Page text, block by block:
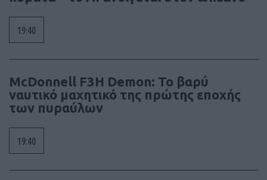
19:40
McDonnell F3H Demon: Το βαρύ
ναυτικό μαχητικό της πρώτης εποχής
των πυραύλων
19:40